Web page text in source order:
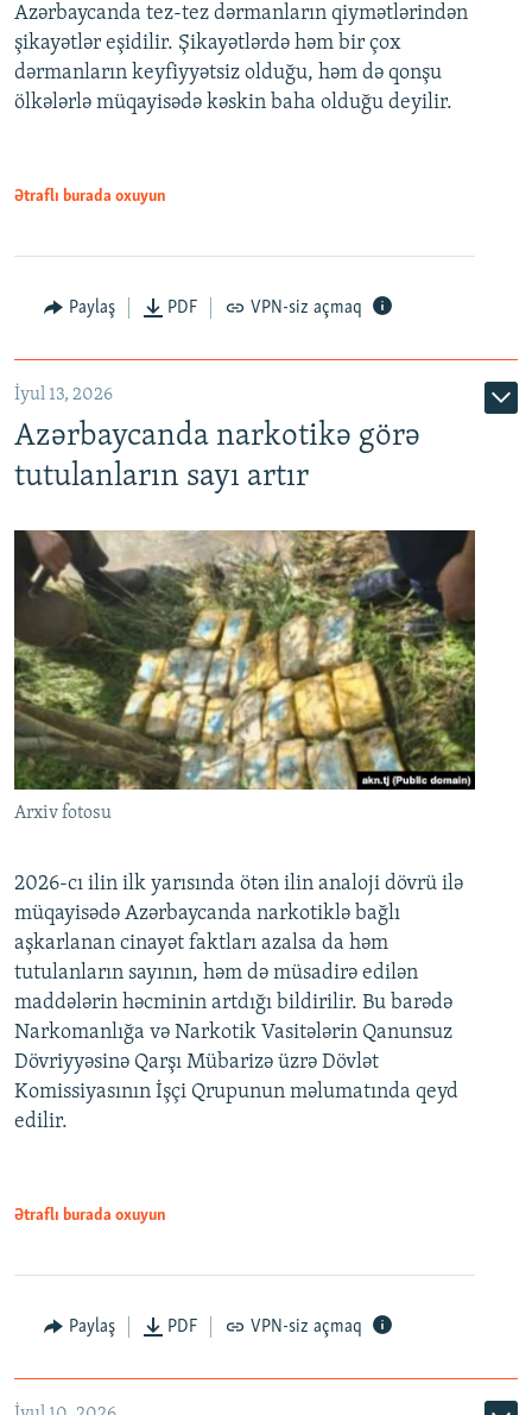
Azərbaycanda tez-tez dərmanların qiymətlərindən
şikayətlər eşidilir. Şikayətlərdə həm bir çox
dərmanların keyfiyyətsiz olduğu, həm də qonşu
ölkələrlə müqayisədə kəskin baha olduğu deyilir.
Ətraflı burada oxuyun
Paylaş PDF VPN-siz açmaq
İyul 13, 2026
Azərbaycanda narkotikə görə
tutulanların sayı artır
Arxiv fotosu
2026-cı ilin ilk yarısında ötən ilin analoji dövrü ilə
müqayisədə Azərbaycanda narkotiklə bağlı
aşkarlanan cinayət faktları azalsa da həm
tutulanların sayının, həm də müsadirə edilən
maddələrin həcminin artdığı bildirilir. Bu barədə
Narkomanlığa və Narkotik Vasitələrin Qanunsuz
Dövriyyəsinə Qarşı Mübarizə üzrə Dövlət
Komissiyasının İşçi Qrupunun məlumatında qeyd
edilir.
Ətraflı burada oxuyun
Paylaş PDF VPN-siz açmaq